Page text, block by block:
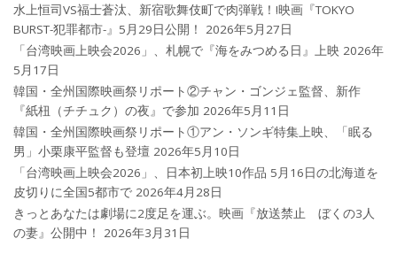
水上恒司VS福士蒼汰、新宿歌舞伎町で肉弾戦！!映画『TOKYO
BURST-犯罪都市-』5月29日公開！
2026年5月27日
「台湾映画上映会2026」、札幌で『海をみつめる日』上映 2026年
5月17日
韓国・全州国際映画祭リポート②チャン・ゴンジェ監督、新作
『紙杻（チチュク）の夜』で参加 2026年5月11日
韓国・全州国際映画祭リポート①アン・ソンギ特集上映、「眠る
男」小栗康平監督も登壇 2026年5月10日
「台湾映画上映会2026」、日本初上映10作品 5月16日の北海道を
皮切りに全国5都市で 2026年4月28日
きっとあなたは劇場に2度足を運ぶ。映画『放送禁止 ぼくの3人
の妻』公開中！
2026年3月31日